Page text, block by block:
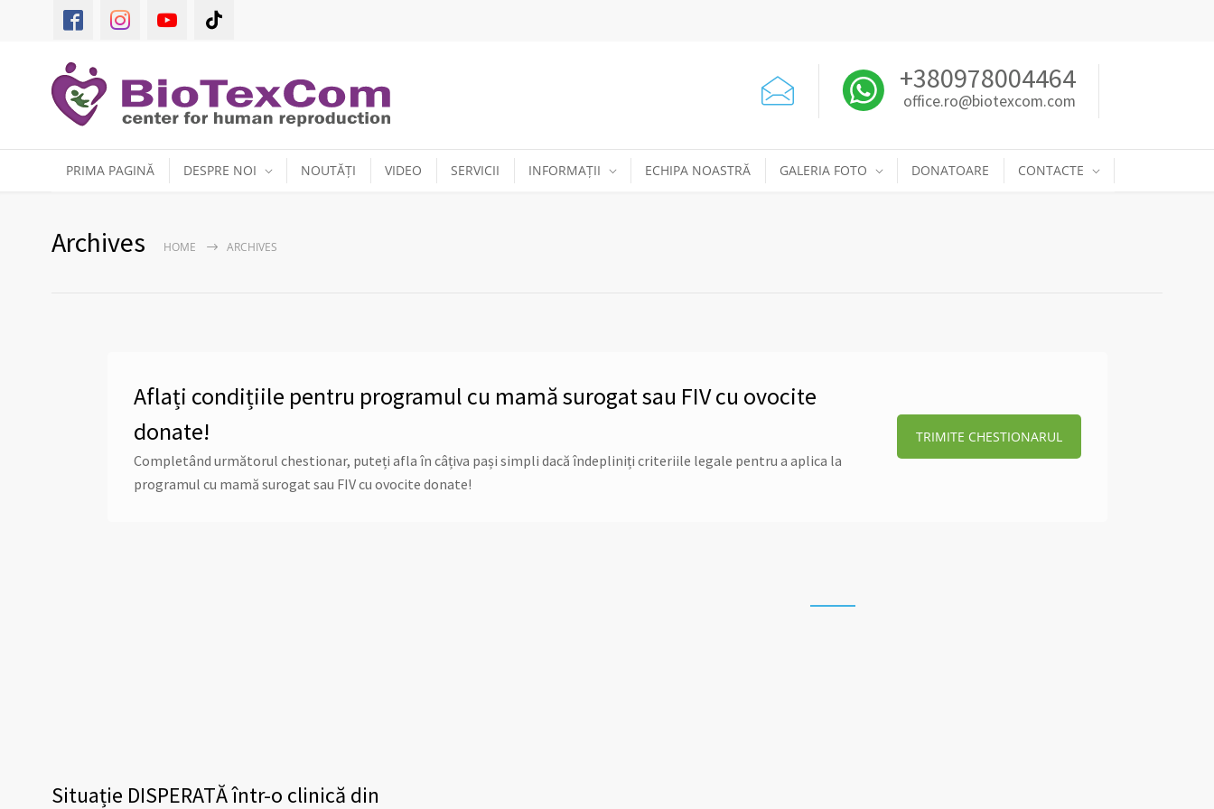
+380978004464
office.ro@biotexcom.com
PRIMA PAGINĂ DESPRE NOI NOUTĂȚI VIDEO SERVICII INFORMAȚII ECHIPA NOASTRĂ GALERIA FOTO DONATOARE CONTACTE
Archives HOME ARCHIVES
Aflați condițiile pentru programul cu mamă surogat sau FIV cu ovocite
donate!
Completând următorul chestionar, puteți afla în câțiva pași simpli dacă îndepliniți criteriile legale pentru a aplica la
programul cu mamă surogat sau FIV cu ovocite donate!
TRIMITE CHESTIONARUL
Situație DISPERATĂ într-o clinică din